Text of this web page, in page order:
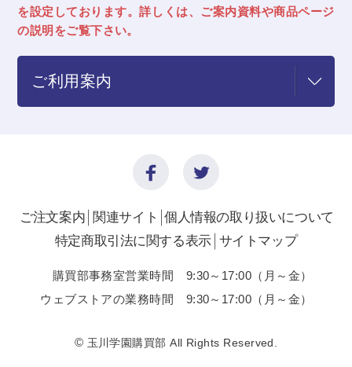
を設定しております。詳しくは、ご案内資料や商品ページ
の説明をご覧下さい。
ご利用案内
ご注文案内 関連サイト 個人情報の取り扱いについて
特定商取引法に関する表示 サイトマップ
購買部事務室営業時間 9:30～17:00（月～金）
ウェブストアの業務時間 9:30～17:00（月～金）
© 玉川学園購買部 All Rights Reserved.